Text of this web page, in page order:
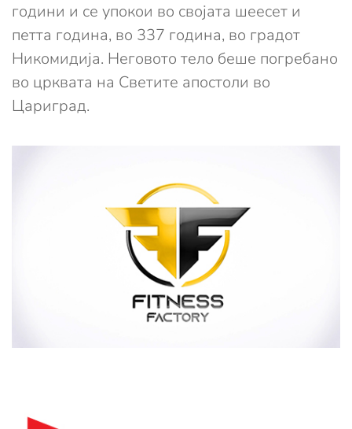
години и се упокои во својата шеесет и
петта година, во 337 година, во градот
Никомидија. Неговото тело беше погребано
во црквата на Светите апостоли во
Цариград.